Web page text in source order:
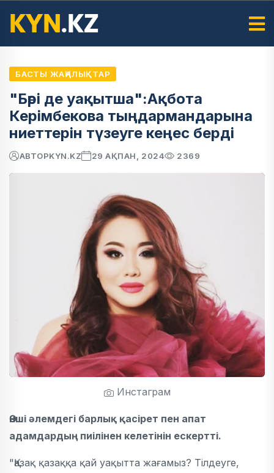
БАСТЫ ЖАҢАЛЫҚТАР
"Бәрі де уақытша":Ақбота
Керімбекова тыңдармандарына
ниеттерін түзеуге кеңес берді
АВТОРKYN.KZ 29 АҚПАН, 2024 2369
Инстаграм
Әнші әлемдегі барлық қасірет пен апат
адамдардың пиілінен келетінін ескертті.
"Қазақ қазаққа қай уақытта жағамыз? Тілдеуге,